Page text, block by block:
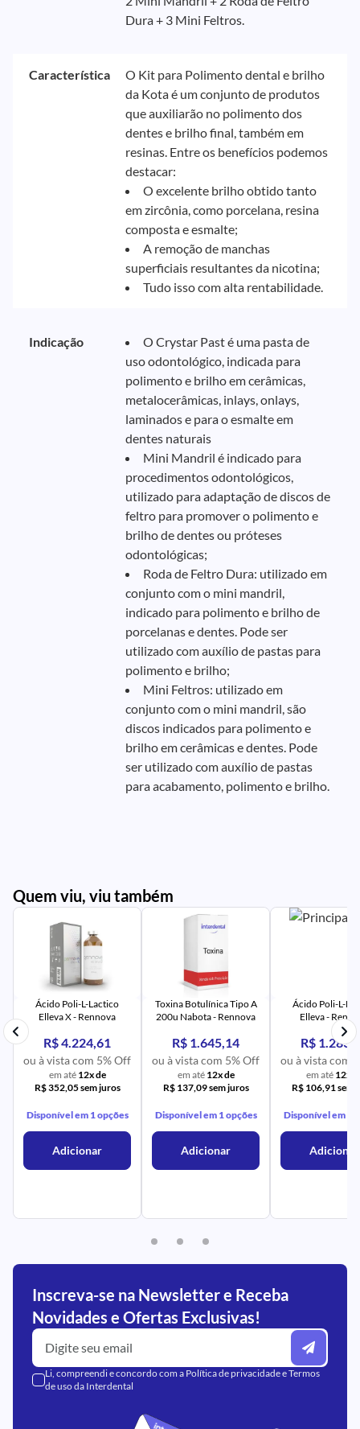
Dura + 3 Mini Feltros.
Característica
O Kit para Polimento dental e brilho
da Kota é um conjunto de produtos
que auxiliarão no polimento dos
dentes e brilho final, também em
resinas. Entre os benefícios podemos
destacar:
O excelente brilho obtido tanto
em zircônia, como porcelana, resina
composta e esmalte;
A remoção de manchas
superficiais resultantes da nicotina;
Tudo isso com alta rentabilidade.
Indicação
O Crystar Past é uma pasta de
uso odontológico, indicada para
polimento e brilho em cerâmicas,
metalocerâmicas, inlays, onlays,
laminados e para o esmalte em
dentes naturais
Mini Mandril é indicado para
procedimentos odontológicos,
utilizado para adaptação de discos de
feltro para promover o polimento e
brilho de dentes ou próteses
odontológicas;
Roda de Feltro Dura: utilizado em
conjunto com o mini mandril,
indicado para polimento e brilho de
porcelanas e dentes. Pode ser
utilizado com auxílio de pastas para
polimento e brilho;
Mini Feltros: utilizado em
conjunto com o mini mandril, são
discos indicados para polimento e
brilho em cerâmicas e dentes. Pode
ser utilizado com auxílio de pastas
para acabamento, polimento e brilho.
Quem viu, viu também
UR
Ácido Poli-L-Lactico
Elleva X - Rennova
R$ 4.224,61
ou à vista com 5% Off
em até 12x de
R$ 352,05 sem juros
Disponível em 1 opções
Adicionar
Toxina Botulínica Tipo A
200u Nabota - Rennova
R$ 1.645,14
ou à vista com 5% Off
em até 12x de
R$ 137,09 sem juros
Disponível em 1 opções
Adicionar
Ácido Poli-L-
Elleva -
R$
ou à vista com
em até 12x
R$ 106,91 sem
Disponível em 1
Adicionar
Inscreva-se na Newsletter e Receba
Novidades e Ofertas Exclusivas!
Li, compreendi e concordo com a Política de privacidadeeTermos
de usoda Interdental